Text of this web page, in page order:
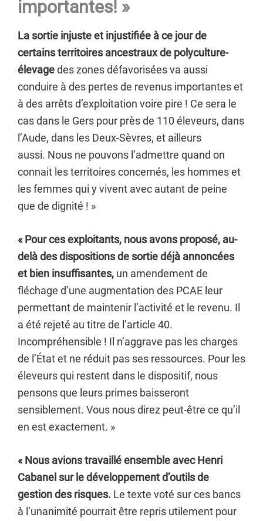
importantes! »
La sortie injuste et injustifiée à ce jour de
certains territoires ancestraux de polyculture-
élevagedes zones défavorisées va aussi
conduire à des pertes de revenus importantes et
à des arrêts d’exploitation voire pire ! Ce sera le
cas dans le Gers pour près de 110 éleveurs, dans
l’Aude, dans les Deux-Sèvres, et ailleurs
aussi. Nous ne pouvons l’admettre quand on
connait les territoires concernés, les hommes et
les femmes qui y vivent avec autant de peine
que de dignité ! »
« Pour ces exploitants, nous avons proposé, au-
delà des dispositions de sortie déjà annoncées
et bien insuffisantes, un amendement de
fléchage d’une augmentation des PCAE leur
permettant de maintenir l’activité et le revenu. Il
a été rejeté au titre de l’article 40.
Incompréhensible ! Il n’aggrave pas les charges
de l’État et ne réduit pas ses ressources. Pour les
éleveurs qui restent dans le dispositif, nous
pensons que leurs primes baisseront
sensiblement. Vous nous direz peut-être ce qu’il
en est exactement. »
« Nous avions travaillé ensemble avec Henri
Cabanel sur le développement d’outils de
gestion des risques. Le texte voté sur ces bancs
à l’unanimité pourrait être repris utilement pour